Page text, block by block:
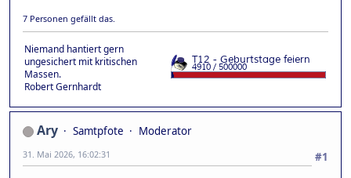
7 Personen gefällt das.
Niemand hantiert gern
ungesichert mit kritischen
Massen.
Robert Gernhardt
Ary Samtpfote
Moderator
#1
31. Mai 2026, 16:02:31